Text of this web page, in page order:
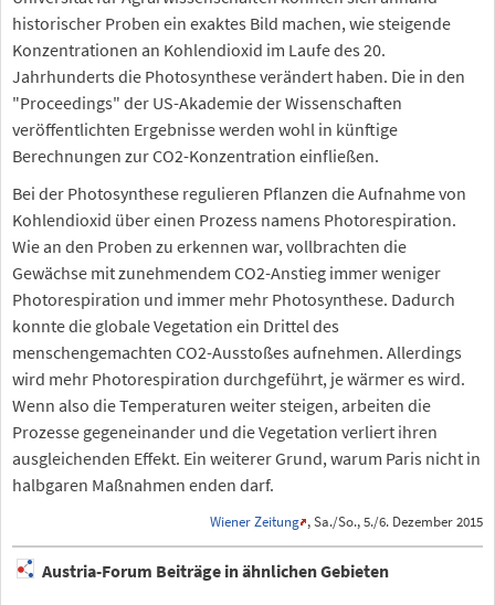
historischer Proben ein exaktes Bild machen, wie steigende
Konzentrationen an Kohlendioxid im Laufe des 20.
Jahrhunderts die Photosynthese verändert haben. Die in den
"Proceedings" der US-Akademie der Wissenschaften
veröffentlichten Ergebnisse werden wohl in künftige
Berechnungen zur CO2-Konzentration einfließen.
Bei der Photosynthese regulieren Pflanzen die Aufnahme von
Kohlendioxid über einen Prozess namens Photorespiration.
Wie an den Proben zu erkennen war, vollbrachten die
Gewächse mit zunehmendem CO2-Anstieg immer weniger
Photorespiration und immer mehr Photosynthese. Dadurch
konnte die globale Vegetation ein Drittel des
menschengemachten CO2-Ausstoßes aufnehmen. Allerdings
wird mehr Photorespiration durchgeführt, je wärmer es wird.
Wenn also die Temperaturen weiter steigen, arbeiten die
Prozesse gegeneinander und die Vegetation verliert ihren
ausgleichenden Effekt. Ein weiterer Grund, warum Paris nicht in
halbgaren Maßnahmen enden darf.
Wiener Zeitung , Sa./So., 5./6. Dezember 2015
Austria-Forum Beiträge in ähnlichen Gebieten